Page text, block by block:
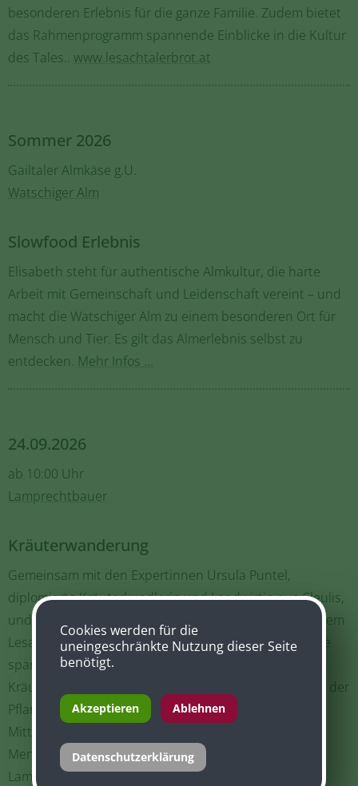
besonderen Erlebnis für die ganze Familie. Zudem bietet
das Rahmenprogramm spannende Einblicke in die Kultur
des Tales.. www.lesachtalerbrot.at
Sommer 2026
Gailtaler Almkäse g.U.
Watschiger Alm
Slowfood Erlebnis
Elisabeth steht für authentische Almkultur, die harte
Arbeit mit Gemeinschaft und Leidenschaft vereint – und
macht die Watschiger Alm zu einem besonderen Ort für
Mensch und Tier. Es gilt das Almerlebnis selbst zu
entdecken. Mehr Infos ...
24.09.2026
ab 10:00 Uhr
Lamprechtbauer
Kräuterwanderung
Gemeinsam mit den Expertinnen Ursula Puntel,
diplomierte Kräuterkundlerin und Landwirtin aus Cleulis,
und Klara Obernosterer, Wildkräuterspezialistin aus dem
Lesachtal, begeben sich die Teilnehmer:innen auf eine
spannende Entdeckungsreise durch die heimische
Kräuterwelt. Bei der Wanderung werden Geheimnisse der
Pflanzen entschlüsselt und altes Wissen geteilt. Im
Mittelpunkt steht der besondere Wert der Kräuter für
Mensch und Tier. Anschließend wird beim
Lamprechtbauer genussvoll gegessen.
Cookies werden für die
uneingeschränkte Nutzung dieser Seite
benötigt.
Akzeptieren Ablehnen
Datenschutzerklärung